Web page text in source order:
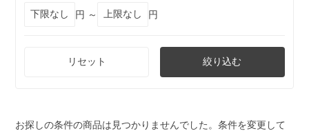
円 ～
円
リセット 絞り込む
お探しの条件の商品は見つかりませんでした。条件を変更して